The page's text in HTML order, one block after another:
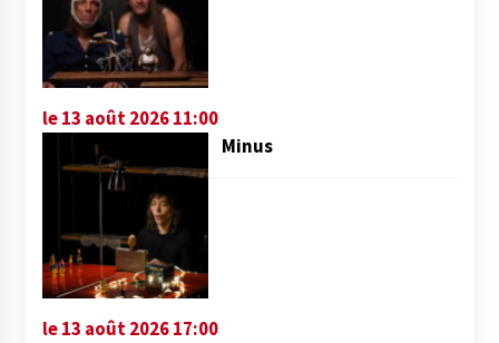
le 13 août 2026 11:00
Minus
le 13 août 2026 17:00